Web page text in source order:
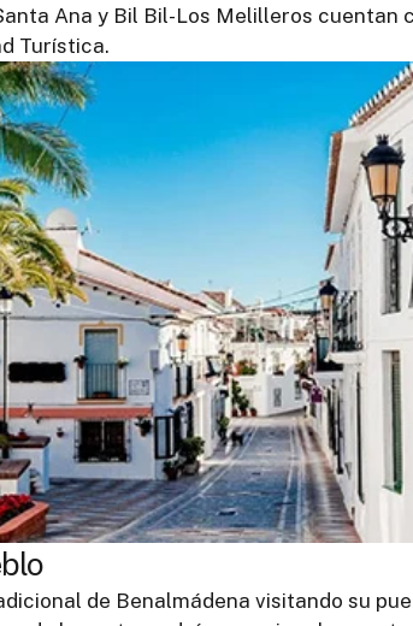
Ana y Bil Bil-Los Melilleros cuentan
Turística.
de Benalmádena visitando su